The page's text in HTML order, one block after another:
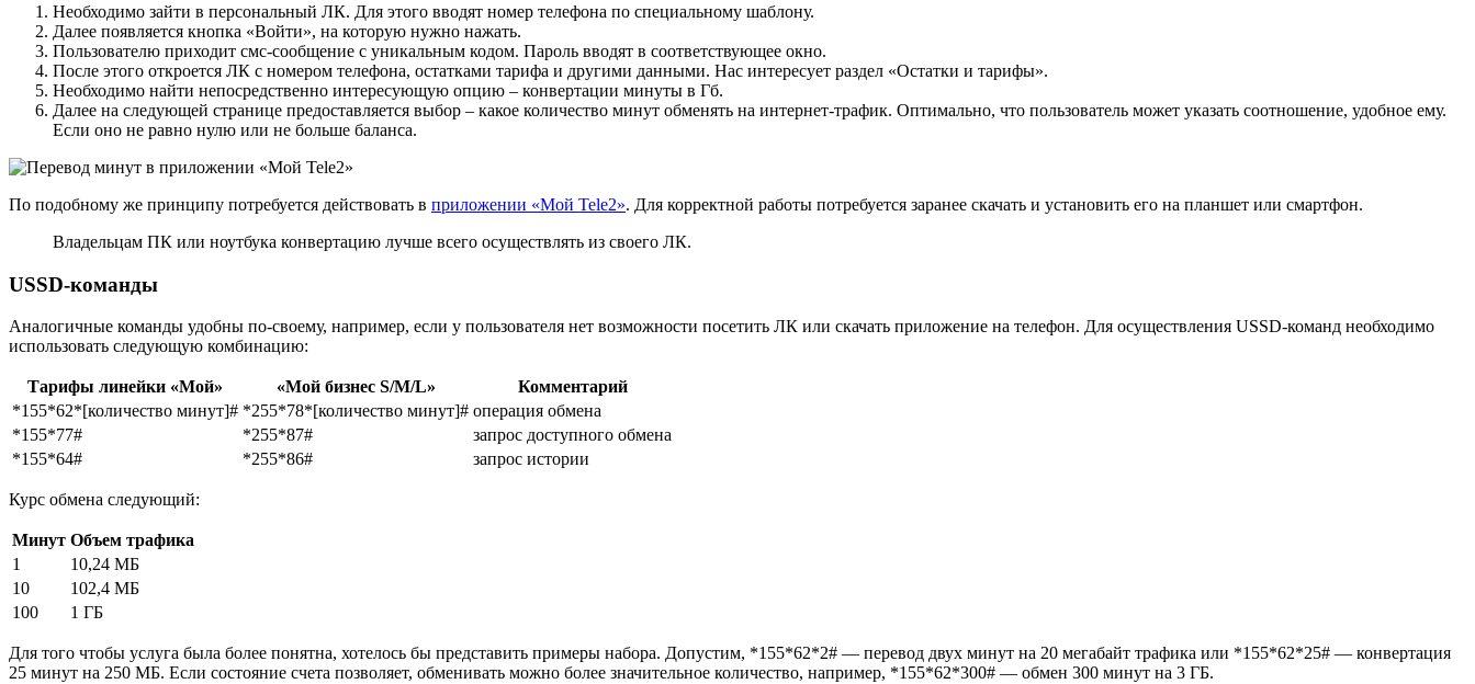
Необходимо зайти в персональный ЛК. Для этого вводят номер телефона по специальному шаблону.
Далее появляется кнопка «Войти», на которую нужно нажать.
Пользователю приходит смс-сообщение с уникальным кодом. Пароль вводят в соответствующее окно.
После этого откроется ЛК с номером телефона, остатками тарифа и другими данными. Нас интересует раздел «Остатки и тарифы».
Необходимо найти непосредственно интересующую опцию – конвертации минуты в Гб.
Далее на следующей странице предоставляется выбор – какое количество минут обменять на интернет-трафик. Оптимально, что пользователь может указать соотношение, удобное ему.
Если оно не равно нулю или не больше баланса.
По подобному же принципу потребуется действовать в приложении «Мой Tele2». Для корректной работы потребуется заранее скачать и установить его на планшет или смартфон.
Владельцам ПК или ноутбука конвертацию лучше всего осуществлять из своего ЛК.
USSD-команды
Аналогичные команды удобны по-своему, например, если у пользователя нет возможности посетить ЛК или скачать приложение на телефон. Для осуществления USSD-команд необходимо
использовать следующую комбинацию:
Тарифы линейки «Мой» «Мой бизнес S/M/L»
Комментарий
*155*62*[количество минут]# *255*78*[количество минут]# операция обмена
*155*77#
*255*87#
запрос доступного обмена
*155*64#
*255*86# запрос истории
Курс обмена следующий:
Минут Объем трафика
1
10,24 МБ
10
102,4 МБ
100
1 ГБ
Для того чтобы услуга была более понятна, хотелось бы представить примеры набора. Допустим, *155*62*2# — перевод двух минут на 20 мегабайт трафика или *155*62*25# — конвертация
25 минут на 250 МБ. Если состояние счета позволяет, обменивать можно более значительное количество, например, *155*62*300# — обмен 300 минут на 3 ГБ.